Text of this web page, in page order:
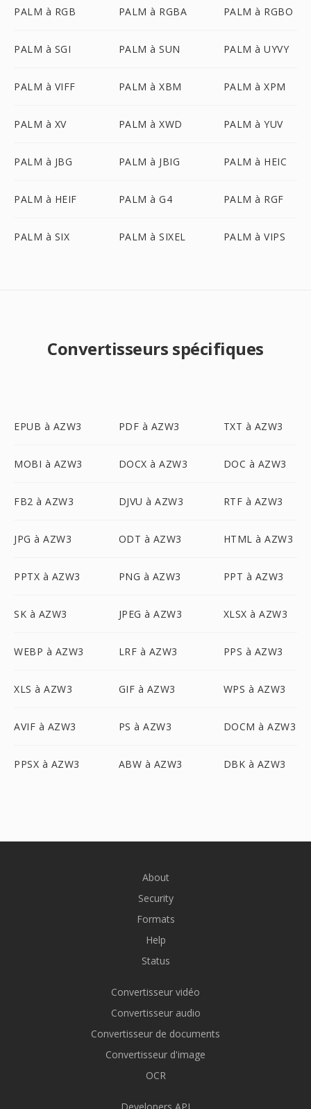
PALM à RGB PALM à RGBA PALM à RGBO
PALM à SGI PALM à SUN PALM à UYVY
PALM à VIFF PALM à XBM PALM à XPM
PALM à XV PALM à XWD PALM à YUV
PALM à JBG PALM à JBIG PALM à HEIC
PALM à HEIF PALM à G4 PALM à RGF
PALM à SIX PALM à SIXEL PALM à VIPS
Convertisseurs spécifiques
EPUB à AZW3 PDF à AZW3 TXT à AZW3
MOBI à AZW3 DOCX à AZW3 DOC à AZW3
FB2 à AZW3 DJVU à AZW3 RTF à AZW3
JPG à AZW3 ODT à AZW3 HTML à AZW3
PPTX à AZW3 PNG à AZW3 PPT à AZW3
SK à AZW3 JPEG à AZW3 XLSX à AZW3
WEBP à AZW3 LRF à AZW3 PPS à AZW3
XLS à AZW3 GIF à AZW3 WPS à AZW3
AVIF à AZW3 PS à AZW3 DOCM à AZW3
PPSX à AZW3 ABW à AZW3 DBK à AZW3
About
Security
Formats
Help
Status
Convertisseur vidéo
Convertisseur audio
Convertisseur de documents
Convertisseur d'image
OCR